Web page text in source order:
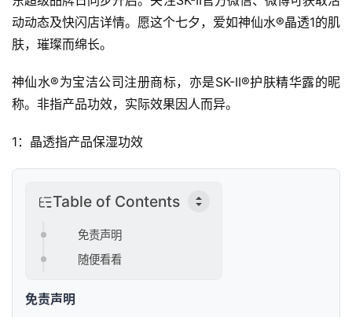
业
观
察
新
科
投
智
能
动动态及快闪店详情。愿这个七夕，爱如神仙水®晶透1的肌
肤，璀璨而绵长。
神仙水®为宝洁公司注册商标，亦是SK-II®护肤精华露的昵
称。非指产品功效，实际效果因人而异。
1：晶透指产品保湿功效
Table of Contents
免责声明
随便看看
免责声明